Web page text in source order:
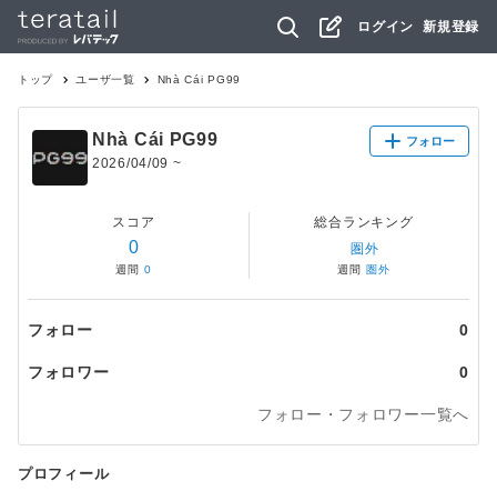
ログイン 新規登録
トップ ユーザ一覧 Nhà Cái PG99
Nhà Cái PG99
2026/04/09 ~
フォロー
スコア
0
週間 0
総合ランキング
圏外
週間 圏外
フォロー 0
フォロワー 0
フォロー・フォロワー一覧へ
プロフィール